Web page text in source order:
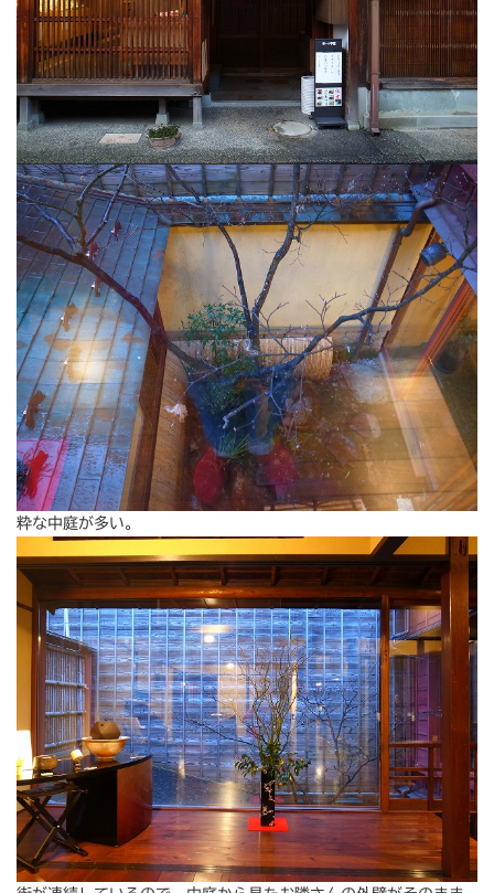
粋な中庭が多い。